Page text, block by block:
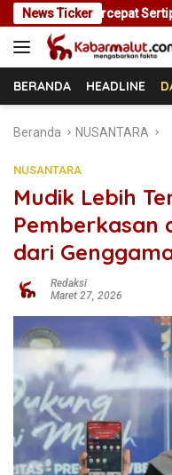
Langsung
ke
konten
News TickerTanah Rumah
BERANDA HEADLINE
Beranda NUSANTARA
NUSANTARA
Mudik Lebih
Pemberkasan
dari
Redaksi
Maret 27, 2026